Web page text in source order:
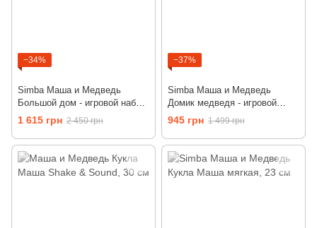
−34%
Simba Маша и Медведь
Большой дом - игровой набор
9301032
1 615 грн 2 450 грн
−37%
Simba Маша и Медведь
Домик медведя - игровой
набор 9301632
945 грн 1 499 грн